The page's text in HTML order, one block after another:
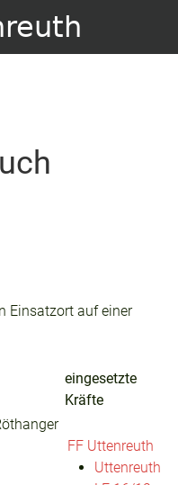
Einsatzort auf einer
eingesetzte
Kräfte
FF Uttenreuth
Uttenreuth